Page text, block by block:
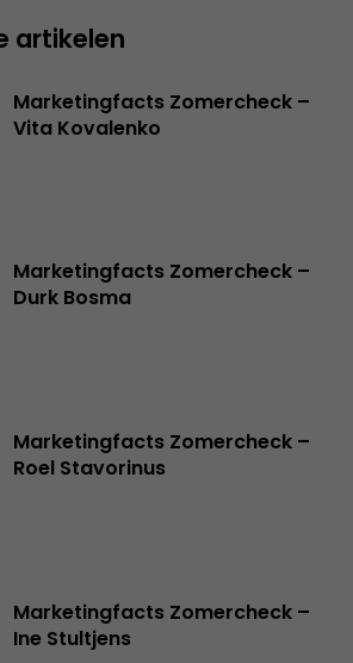
artikelen
Marketingfacts Zomercheck –
Vita Kovalenko
Marketingfacts Zomercheck –
Durk Bosma
Marketingfacts Zomercheck –
Roel Stavorinus
Marketingfacts Zomercheck –
Ine Stultjens